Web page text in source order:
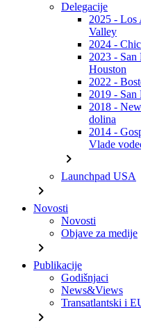
Delegacije
2025 - Los
Valley
2024 -
2023 -
Houston
2022 -
2019 - San
2018 -
dolina
2014 -
Vlade
chevron_right
Launchpad USA
chevron_right
Novosti
Novosti
Objave za medije
chevron_right
Publikacije
Godišnjaci
News&Views
Transatlantski i
chevron_right